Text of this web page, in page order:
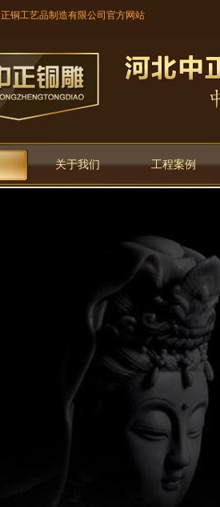
铜工艺品制造有限公司官方网站
关于我们 工程案例